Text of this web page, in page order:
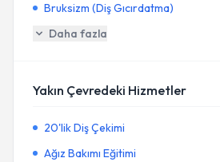
Bruksizm (Diş Gıcırdatma)
Daha fazla
Yakın Çevredeki Hizmetler
20'lik Diş Çekimi
Ağız Bakımı Eğitimi